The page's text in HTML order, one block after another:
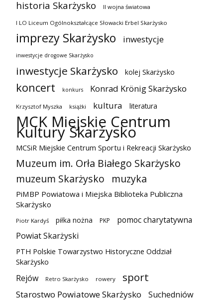
historia Skarżysko II wojna światowa
I LO Liceum Ogólnokształcące Słowacki Erbel Skarżysko
imprezy Skarżysko inwestycje
inwestycje drogowe Skarżysko
inwestycje Skarżysko kolej Skarżysko
koncert konkurs Konrad Krönig Skarżysko
Krzysztof Myszka książki kultura literatura
MCK Miejskie Centrum
Kultury Skarżysko
MCSiR Miejskie Centrum Sportu i Rekreacji Skarżysko
Muzeum im. Orła Białego Skarżysko
muzeum Skarżysko
muzyka
PiMBP Powiatowa i Miejska Biblioteka Publiczna
Skarżysko
Piotr Kardyś piłka nożna PKP
pomoc charytatywna
Powiat Skarżyski
PTH Polskie Towarzystwo Historyczne Oddział
Skarżysko
Rejów Retro Skarżysko rowery sport
Starostwo Powiatowe Skarżysko Suchedniów